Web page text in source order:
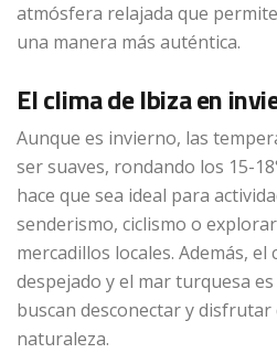
atmósfera relajada que
una manera más auténtica.
El clima de Ibiza en
Aunque es invierno, las
ser suaves, rondando los 15-
hace que sea ideal para
senderismo, ciclismo o
mercadillos locales. Además,
despejado y el mar turquesa
buscan desconectar y disfrutar
naturaleza.